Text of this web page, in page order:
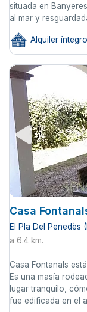
situada en
al mar y
Alquiler íntegro
Casa
El Pla Del Penedès
a 6.4 km.
Casa Fontanals
Es una masía
lugar tranquilo,
fue edificada en el